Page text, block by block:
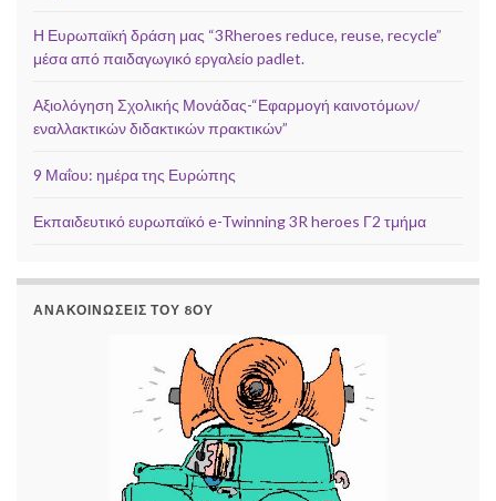
Η Ευρωπαϊκή δράση μας “3Rheroes reduce, reuse, recycle”
μέσα από παιδαγωγικό εργαλείο padlet.
Αξιολόγηση Σχολικής Μονάδας-“Εφαρμογή καινοτόμων/
εναλλακτικών διδακτικών πρακτικών”
9 Μαΐου: ημέρα της Ευρώπης
Εκπαιδευτικό ευρωπαϊκό e-Twinning 3R heroes Γ2 τμήμα
ΑΝΑΚΟΙΝΏΣΕΙΣ ΤΟΥ 8ΟΥ